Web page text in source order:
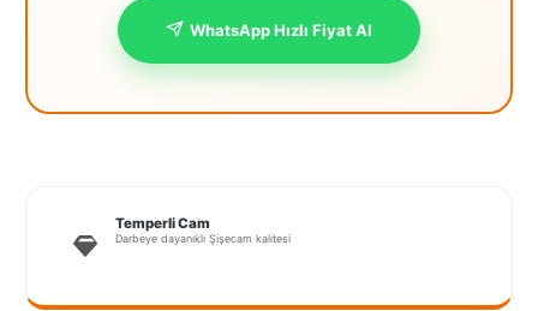
WhatsApp Hızlı Fiyat Al
Temperli Cam
Darbeye dayanıklı Şişecam kalitesi
İstanbul
Anadolu
İstanbul
Kırklareli